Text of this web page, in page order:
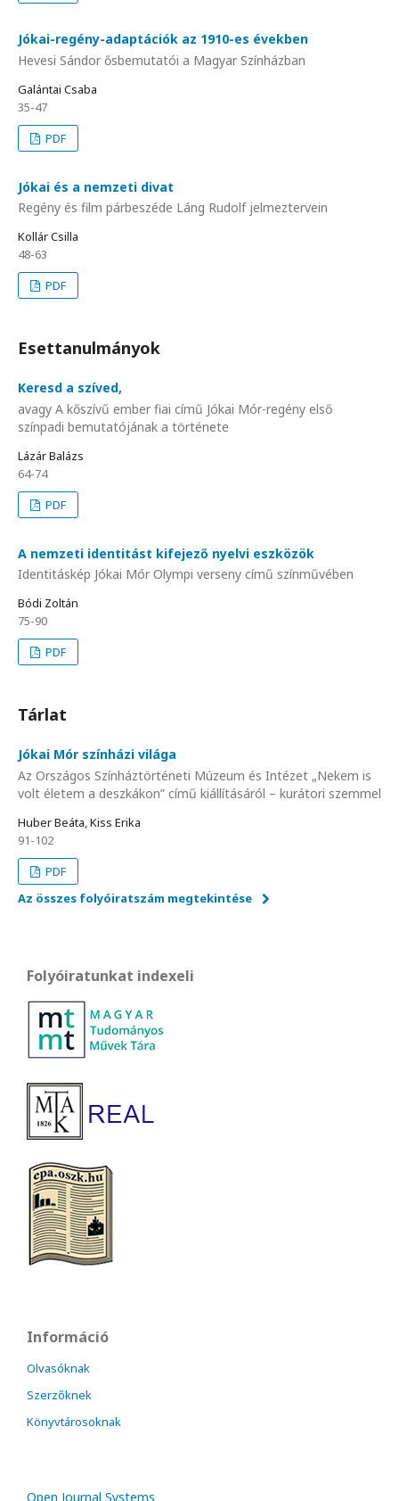
Jókai-regény-adaptációk az 1910-es években
Hevesi Sándor ősbemutatói a Magyar Színházban
Galántai Csaba
35-47
PDF
Jókai és a nemzeti divat
Regény és film párbeszéde Láng Rudolf jelmeztervein
Kollár Csilla
48-63
PDF
Esettanulmányok
Keresd a szíved,
avagy A kőszívű ember fiai című Jókai Mór-regény első
színpadi bemutatójának a története
Lázár Balázs
64-74
PDF
A nemzeti identitást kifejező nyelvi eszközök
Identitáskép Jókai Mór Olympi verseny című színművében
Bódi Zoltán
75-90
PDF
Tárlat
Jókai Mór színházi világa
Az Országos Színháztörténeti Múzeum és Intézet „Nekem is
volt életem a deszkákon” című kiállításáról – kurátori szemmel
Huber Beáta, Kiss Erika
91-102
PDF
Az összes folyóiratszám megtekintése
Folyóiratunkat indexeli
Információ
Olvasóknak
Szerzőknek
Könyvtárosoknak
Open Journal Systems